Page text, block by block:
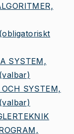
(obligatoriskt
SYSTEM,
(valbar)
SYSTEM,
(valbar)